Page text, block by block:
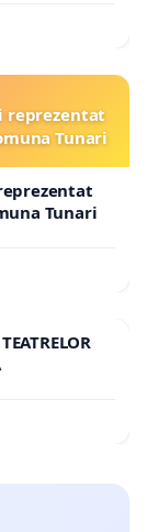
reprezentat
Tunari
Tunari